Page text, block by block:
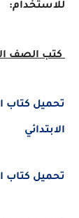
للاستخدام:
كتب الصف الأول
تحميل كتاب
الابتدائي
تحميل كتاب